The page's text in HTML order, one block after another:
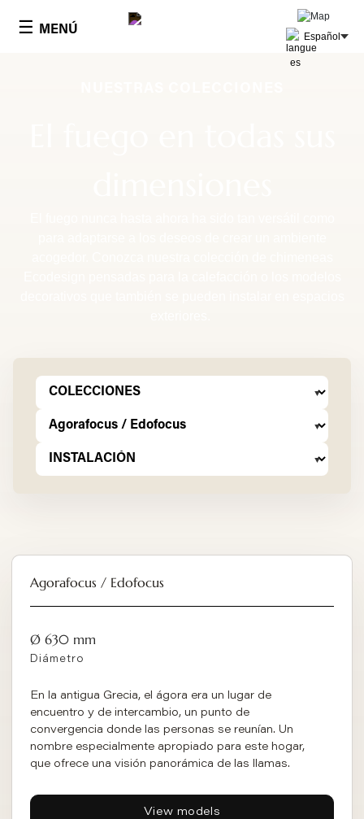
☰ MENÚ Español
Agorafocus / Edofocus
Ø 630 mm
Diámetro
En la antigua Grecia, el ágora era un lugar de
encuentro y de intercambio, un punto de
convergencia donde las personas se reunían. Un
nombre especialmente apropiado para este hogar,
que ofrece una visión panorámica de las llamas.
View models
Panel de gestión de cookies